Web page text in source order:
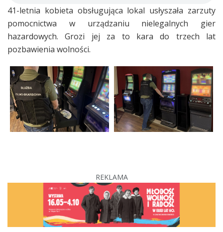
41-letnia kobieta obsługująca lokal usłyszała zarzuty
pomocnictwa w urządzaniu nielegalnych gier
hazardowych. Grozi jej za to kara do trzech lat
pozbawienia wolności.
REKLAMA